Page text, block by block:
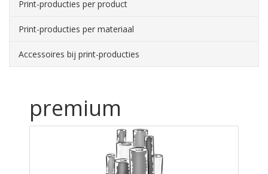
Print-producties per product
Print-producties per materiaal
Accessoires bij print-producties
premium